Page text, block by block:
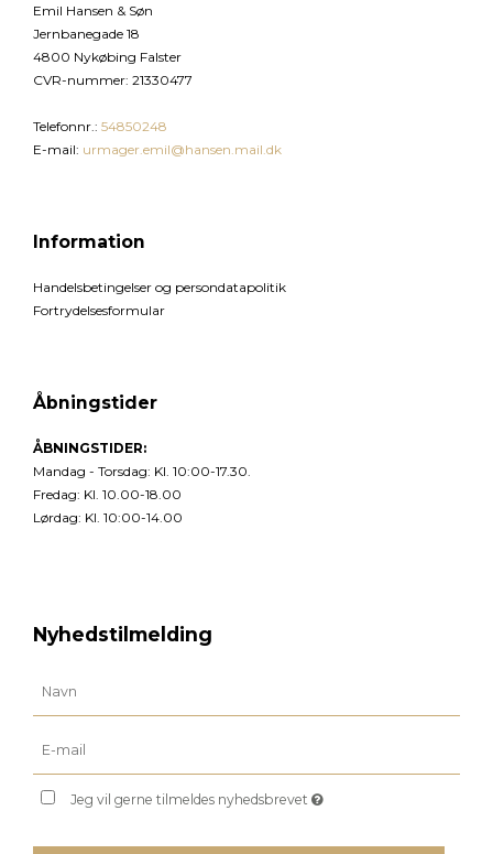
Emil Hansen & Søn
Jernbanegade 18
4800 Nykøbing Falster
CVR-nummer: 21330477
Telefonnr. : 54850248
E-mail: urmager.emil@hansen.mail.dk
Information
Handelsbetingelser og persondatapolitik
Fortrydelsesformular
Åbningstider
ÅBNINGSTIDER:
Mandag - Torsdag: Kl. 10:00-17.30.
Fredag: Kl. 10.00-18.00
Lørdag: Kl. 10:00-14.00
Nyhedstilmelding
Jeg vil gerne tilmeldes nyhedsbrevet